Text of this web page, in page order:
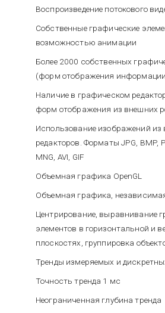
Воспроизведение потокового
Собственные графические
возможностью анимации
Более 2000 собственных
(форм отображения
Наличие в графическом
форм отображения из внешних
Использование изображений из
редакторов. Форматы JPG, BMP,
MNG, AVI, GIF
Объемная графика OpenGL
Объемная графика, независимая
Центрирование, выравнивание графических
элементов в горизонтальной и
плоскостях, группировка
Тренды измеряемых и
Точность тренда 1 мс
Неограниченная глубина тренда